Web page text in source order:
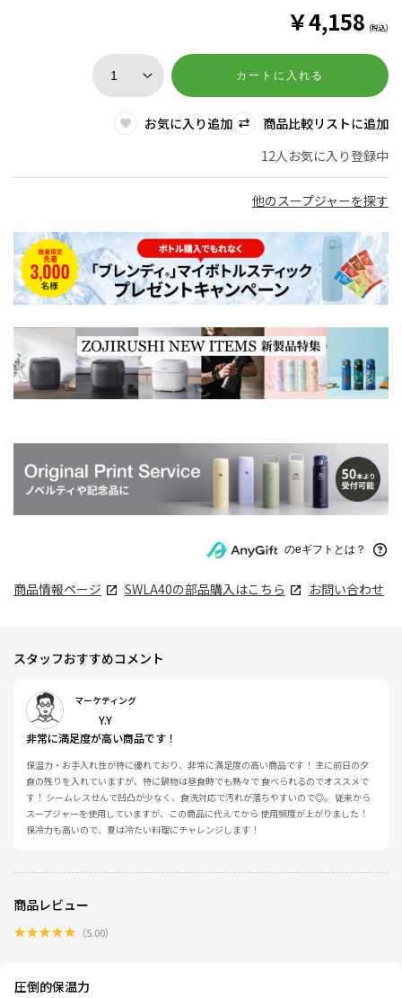
￥4,158 (税込)
カートに入れる
お気に入り追加
商品比較リストに追加
12人お気に入り登録中
他のスープジャーを探す
のeギフトとは？
商品情報ページ SWLA40の部品購入はこちら お問い合わせ
スタッフおすすめコメント
マーケティング
Y.Y
非常に満足度が高い商品です！
保温力・お手入れ性が特に優れており、非常に満足度の高い商品です！ 主に前日の夕
食の残りを入れていますが、特に鍋物は昼食時でも熱々で 食べられるのでオススメで
す！ シームレスせんで凹凸が少なく、食洗対応で汚れが落ちやすいので◎。 従来から
スープジャーを使用していますが、この商品に代えてから 使用頻度が上がりました！
保冷力も高いので、夏は冷たい料理にチャレンジします！
商品レビュー
★★★★★ （5.00）
圧倒的保温力